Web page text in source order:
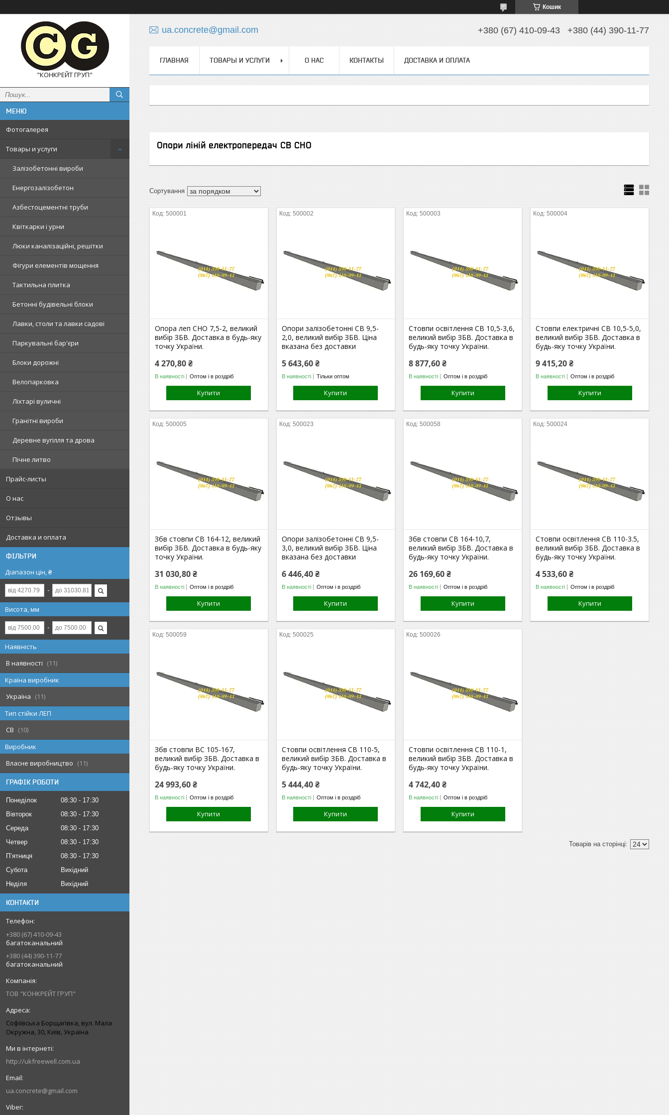
Кошик
"КОНКРЕЙТ ГРУП"
Фотогалерея
Товары и услуги
Залізобетонні вироби
Енергозалізобетон
Азбестоцементні труби
Квіткарки і урни
Люки каналізаційні, решітки
Фігури елементів мощення
Тактильна плитка
Бетонні будівельні блоки
Лавки, столи та лавки садові
Паркувальні бар'єри
Блоки дорожні
Велопарковка
Ліхтарі вуличні
Гранітні вироби
Деревне вугілля та дрова
Пічне литво
Прайс-листы
О нас
Отзывы
Доставка и оплата
ФІЛЬТРИ
Діапазон цін, ₴
Висота, мм
Наявність
В наявності
11
Країна виробник
Україна
11
Тип стійки ЛЕП
СВ
10
Виробник
Власне виробництво
11
ГРАФІК РОБОТИ
Понеділок 08:30
17:30
Вівторок
08:30
17:30
Середа
08:30
17:30
Четвер
08:30
17:30
Пʼятниця
08:30
17:30
Субота
Вихідний
Неділя
Вихідний
КОНТАКТИ
+380 (67) 410-09-43
багатоканальний
+380 (44) 390-11-77
багатоканальний
ТОВ "КОНКРЕЙТ ГРУП"
Софіївська Борщагівка, вул. Мала
Окружна, 30, Київ, Україна
http://ukfreewell.com.ua
ua.concrete@gmail.com
ua.concrete@gmail.com +380 (67) 410-09-43 +380 (44) 390-11-77
ГЛАВНАЯ ТОВАРЫ И УСЛУГИ О НАС КОНТАКТЫ ДОСТАВКА И ОПЛАТА
Опори ліній електропередач СВ СНО
500001
Опора леп СНО 7,5-2, великий
вибір ЗБВ. Доставка в будь-яку
точку України.
4 270,80 ₴
В наявності Оптом і в роздріб
Купити
500002
Опори залізобетонні СВ 9,5-
2,0, великий вибір ЗБВ. Ціна
вказана без доставки
5 643,60 ₴
В наявності Тільки оптом
Купити
500003
Стовпи освітлення СВ 10,5-3,6,
великий вибір ЗБВ. Доставка в
будь-яку точку України.
8 877,60 ₴
В наявності Оптом і в роздріб
Купити
500004
Стовпи електричні СВ 10,5-5,0,
великий вибір ЗБВ. Доставка в
будь-яку точку України.
9 415,20 ₴
В наявності Оптом і в роздріб
Купити
500005
Збв стовпи СВ 164-12, великий
вибір ЗБВ. Доставка в будь-яку
точку України.
31 030,80 ₴
В наявності Оптом і в роздріб
Купити
500023
Опори залізобетонні СВ 9,5-
3,0, великий вибір ЗБВ. Ціна
вказана без доставки
6 446,40 ₴
В наявності Оптом і в роздріб
Купити
500058
Збв стовпи СВ 164-10,7,
великий вибір ЗБВ. Доставка в
будь-яку точку України.
26 169,60 ₴
В наявності Оптом і в роздріб
Купити
500024
Стовпи освітлення СВ 110-3.5,
великий вибір ЗБВ. Доставка в
будь-яку точку України.
4 533,60 ₴
В наявності Оптом і в роздріб
Купити
500059
Збв стовпи ВС 105-167,
великий вибір ЗБВ. Доставка в
будь-яку точку України.
24 993,60 ₴
В наявності Оптом і в роздріб
Купити
500025
Стовпи освітлення СВ 110-5,
великий вибір ЗБВ. Доставка в
будь-яку точку України.
5 444,40 ₴
В наявності Оптом і в роздріб
Купити
500026
Стовпи освітлення СВ 110-1,
великий вибір ЗБВ. Доставка в
будь-яку точку України.
4 742,40 ₴
В наявності Оптом і в роздріб
Купити